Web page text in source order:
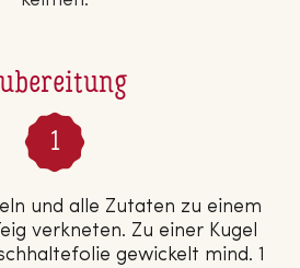
und alle Zutaten zu einem
verkneten. Zu einer Kugel
gewickelt mind. 1